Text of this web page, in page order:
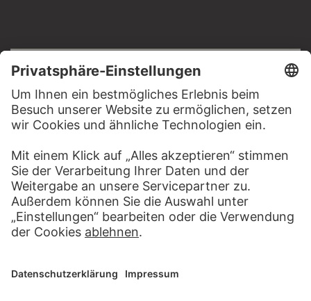
Impressum
Datenschutz
Copyright © 2026 Städel Museum
All rights reserved.
DIGITALE SAMMLUNG
Startseite
Werke
Künstler
Alben
SOCIAL MEDIA